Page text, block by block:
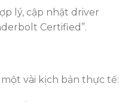
lý, cập nhật driver
Certified”.
vài kịch bản thực tế: